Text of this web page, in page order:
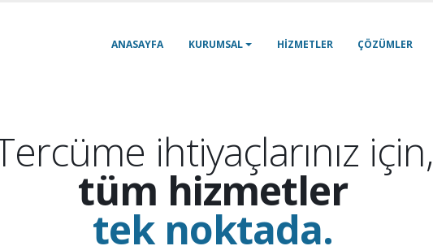
ANASAYFA KURUMSAL HIZMETLER ÇÖZÜMLER
ihtiyaçlarınız için,
tüm hizmetler
tek noktada.